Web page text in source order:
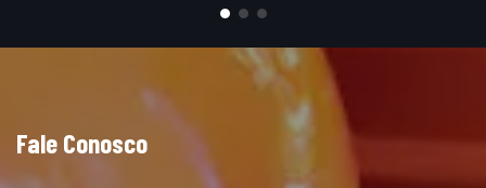
Fale Conosco